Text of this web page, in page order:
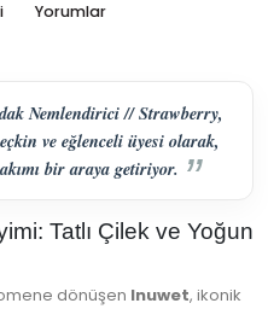
Yorumlar
Nemlendirici // Strawberry,
ve eğlenceli üyesi olarak,
bir araya getiriyor.
Tatlı Çilek ve Yoğun
dönüşen Inuwet, ikonik